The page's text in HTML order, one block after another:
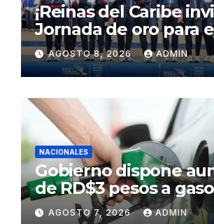
¡Reinas del Caribe
Jornada de oro para
AGOSTO 8, 2026 ADMIN
NACIONALES
Gobierno dispone
de RD$3 pesos a
premium y regular
AGOSTO 7, 2026 ADMIN